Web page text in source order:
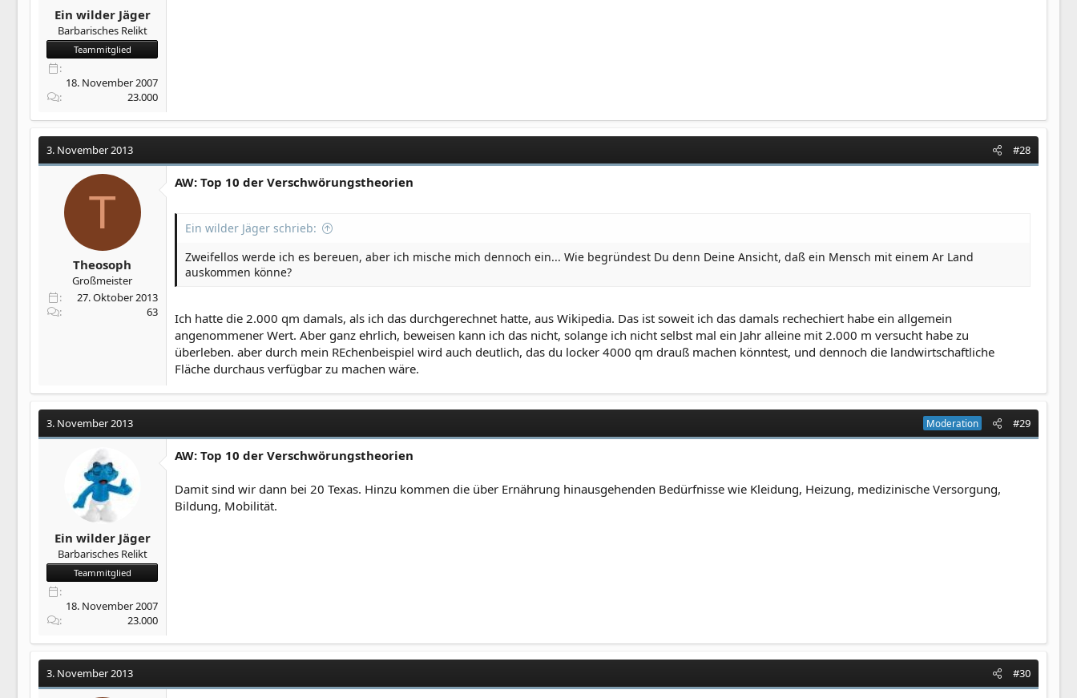
Ein wilder Jäger
Barbarisches Relikt
Teammitglied
18. November 2007
23.000
3. November 2013 #28
T
Theosoph
Großmeister
27. Oktober 2013
63
AW: Top 10 der Verschwörungstheorien
Ein wilder Jäger schrieb:
Zweifellos werde ich es bereuen, aber ich mische mich dennoch ein... Wie begründest Du denn Deine Ansicht, daß ein Mensch mit einem Ar Land
auskommen könne?
Ich hatte die 2.000 qm damals, als ich das durchgerechnet hatte, aus Wikipedia. Das ist soweit ich das damals rechechiert habe ein allgemein
angenommener Wert. Aber ganz ehrlich, beweisen kann ich das nicht, solange ich nicht selbst mal ein Jahr alleine mit 2.000 m versucht habe zu
überleben. aber durch mein REchenbeispiel wird auch deutlich, das du locker 4000 qm drauß machen könntest, und dennoch die landwirtschaftliche
Fläche durchaus verfügbar zu machen wäre.
3. November 2013 Moderation #29
Ein wilder Jäger
Barbarisches Relikt
Teammitglied
18. November 2007
23.000
AW: Top 10 der Verschwörungstheorien
Damit sind wir dann bei 20 Texas. Hinzu kommen die über Ernährung hinausgehenden Bedürfnisse wie Kleidung, Heizung, medizinische Versorgung,
Bildung, Mobilität.
3. November 2013 #30